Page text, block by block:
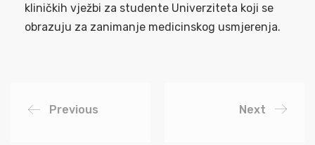
kliničkih vježbi za studente Univerziteta koji se
obrazuju za zanimanje medicinskog usmjerenja.
Previous Next